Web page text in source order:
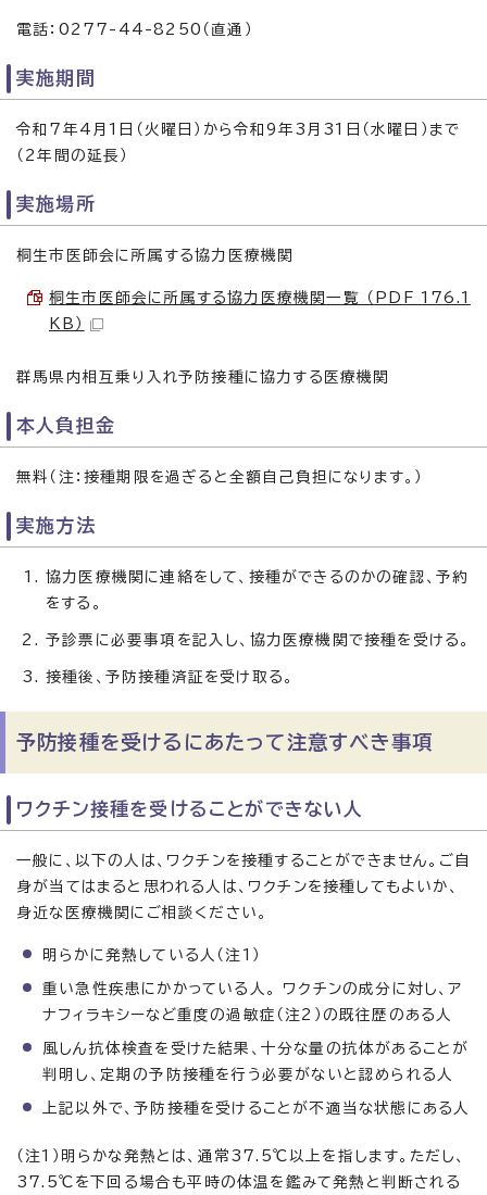
電話：0277-44-8250（直通）
実施期間
令和7年4月1日（火曜日）から令和9年3月31日（水曜日）まで
（2年間の延長）
実施場所
桐生市医師会に所属する協力医療機関
桐生市医師会に所属する協力医療機関一覧 （PDF 176.1
KB）
群馬県内相互乗り入れ予防接種に協力する医療機関
本人負担金
無料（注：接種期限を過ぎると全額自己負担になります。）
実施方法
協力医療機関に連絡をして、接種ができるのかの確認、予約
をする。
予診票に必要事項を記入し、協力医療機関で接種を受ける。
接種後、予防接種済証を受け取る。
予防接種を受けるにあたって注意すべき事項
ワクチン接種を受けることができない人
一般に、以下の人は、ワクチンを接種することができません。ご自
身が当てはまると思われる人は、ワクチンを接種してもよいか、
身近な医療機関にご相談ください。
明らかに発熱している人（注1）
重い急性疾患にかかっている人。 ワクチンの成分に対し、ア
ナフィラキシーなど重度の過敏症（注2）の既往歴のある人
風しん抗体検査を受けた結果、十分な量の抗体があることが
判明し、定期の予防接種を行う必要がないと認められる人
上記以外で、予防接種を受けることが不適当な状態にある人
（注1）明らかな発熱とは、通常37.5℃以上を指します。ただし、
37.5℃を下回る場合も平時の体温を鑑みて発熱と判断される